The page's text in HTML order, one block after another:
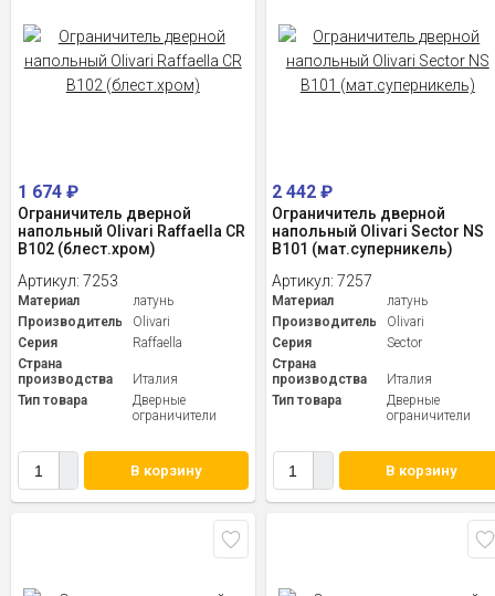
1 674 ₽
Ограничитель дверной
напольный Olivari Raffaella CR
B102 (блест.хром)
Артикул: 7253
Материал
латунь
Производитель
Olivari
Серия
Raffaella
Страна
производства
Италия
Тип товара
Дверные
ограничители
В корзину
2 442₽
Ограничитель дверной
напольный Olivari Sector NS
B101 (мат.суперникель)
Артикул:7257
Материал
латунь
Производитель
Olivari
Серия
Sector
Страна
производства
Италия
Тип товара
Дверные
ограничители
В корзину